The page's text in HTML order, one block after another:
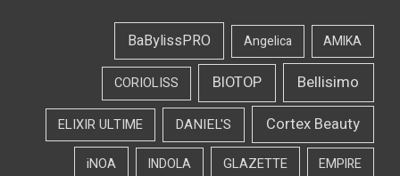
AMIKA
Angelica
BaBylissPRO
Bellisimo
BIOTOP
CORIOLISS
Cortex Beauty
DANIEL'S
ELIXIR ULTIME
EMPIRE
GLAZETTE
INDOLA
iNOA